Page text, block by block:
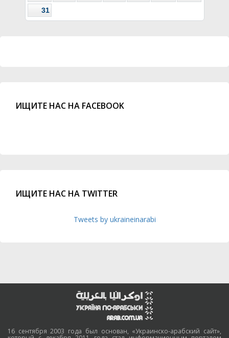
31
ИЩИТЕ НАС НА FACEBOOK
ИЩИТЕ НАС НА TWITTER
Tweets by ukraineinarabi
16 сентября 2003 года был основан, «Украинско-арабский сайт»,